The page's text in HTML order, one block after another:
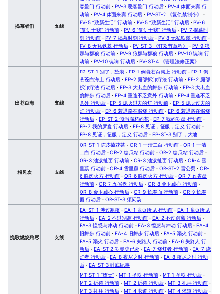
揭幕者们 支线
客盈门 行动前 · PV-3 恶客盈门 行动后 · PV-4 体面来宾 行
动前 · PV-4 体面来宾 行动后 · PV-ST-2 《复仇禁制令》
·
PV-5 “致新生活” 行动前 · PV-5 “致新生活” 行动后 · PV-6
“复仇于我” 行动前 · PV-6 “复仇于我” 行动后 · PV-7 揭幕时
刻 行动前 · PV-7 揭幕时刻 行动后 · PV-8 无私铁棘 行动前 ·
PV-8 无私铁棘 行动后 · PV-ST-3 《狂欢节章程》 · PV-9 狼
群与群狼 行动前 · PV-9 狼群与群狼 行动后 · PV-10 铳响 行
动前 · PV-10 铳响 行动后 · PV-ST-4 《管理法修正案》
出苍白海 支线
EP-ST-1 别了，盐漠 · EP-1 倒悬苍白海上 行动前 · EP-1 倒
悬苍白海上 行动后 · EP-2 腿部拆卸疗法 行动前 · EP-2 腿部
拆卸疗法 行动后 · EP-3 大出血的舞步 行动前 · EP-3 大出血
的舞步 行动后 · EP-4 重逢不乏意外 行动前 · EP-4 重逢不乏
意外 行动后 · EP-5 熄灭过去的灯 行动前 · EP-5 熄灭过去的
灯 行动后 · EP-6 若退路在燃烧 行动前 · EP-6 若退路在燃烧
行动后 · EP-ST-2 倾泻腐朽的花 · EP-7 我的罗盘 行动前 ·
EP-7 我的罗盘 行动后 · EP-8 见证，征服，定义 行动前 ·
EP-8 见证，征服，定义 行动后 · EP-ST-3 别了，大地
相见欢 支线
OR-ST-1 陈皮菊花茶 · OR-1 一清二白 行动前 · OR-1 一清
二白 行动后 · OR-2 糖瓜粘 行动前 · OR-2 糖瓜粘 行动后 ·
OR-3 油泼扯面 行动前 · OR-3 油泼扯面 行动后 · OR-4 雪
里蕻 行动前 · OR-4 雪里蕻 行动后 · OR-ST-2 雷公栗 · OR-
6 胜肉火方 行动前 · OR-6 胜肉火方 行动后 · OR-7 五省盘
行动前 · OR-7 五省盘 行动后 · OR-8 金玉藏心 行动前 ·
OR-8 金玉藏心 行动后 · OR-9 长寿面 行动前 · OR-9 长寿
面 行动后 · OR-ST-3 须问汤
挽歌燃烧殆尽 支线
EA-ST-1 涉过寒夜 · EA-1 扉页所见 行动前 · EA-1 扉页所见
行动后 · EA-2 不过别离 行动前 · EA-2 不过别离 行动后 ·
EA-3 惶惑与冲动 行动前 · EA-3 惶惑与冲动 行动后 · EA-4
旧舞步 行动前 · EA-4 旧舞步 行动后 · EA-5 溺火 行动前 ·
EA-5 溺火 行动后 · EA-6 失路人 行动前 · EA-6 失路人 行
动后 · EA-ST-2 罗曼史已死 · EA-7 烧灯者 行动前 · EA-7 烧
灯者 行动后 · EA-8 夜尽之时 行动前 · EA-8 夜尽之时 行动
后 · EA-ST-3 封底纪事
MT-ST-1 “堕天” · MT-1 圣秩 行动前 · MT-1 圣秩 行动后 ·
MT-2 祈祷 行动前 · MT-2 祈祷 行动后 · MT-3 礼拜 行动前 ·
MT-3 礼拜 行动后 · MT-4 求道 行动前 · MT-4 求道 行动后 ·